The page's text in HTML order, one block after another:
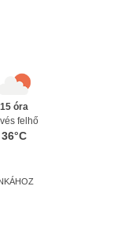
15 óra
felhő
36°C